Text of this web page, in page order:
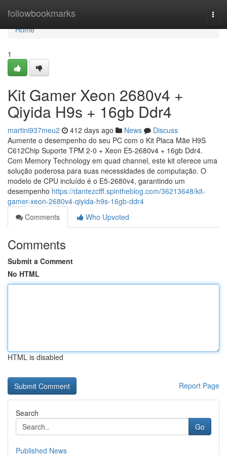
followbookmarks
Home
Home
1
Kit Gamer Xeon 2680v4 +
Qiyida H9s + 16gb Ddr4
martini937meu2 412 days ago News
Discuss
Aumente o desempenho do seu PC com o Kit Placa Mãe H9S
C612Chip Suporte TPM 2-0 + Xeon E5-2680v4 + 16gb Ddr4.
Com Memory Technology em quad channel, este kit oferece uma
solução poderosa para suas necessidades de computação. O
modelo de CPU incluído é o E5-2680v4, garantindo um
desempenho https://dantezcfff.spintheblog.com/36213648/kit-
gamer-xeon-2680v4-qiyida-h9s-16gb-ddr4
Comments
Who Upvoted
Comments
Submit a Comment
No HTML
HTML is disabled
Report Page
Search
Go
Published News